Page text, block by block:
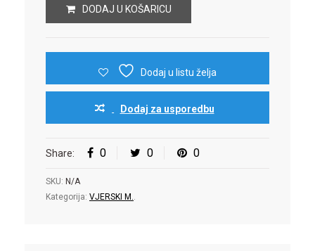
DODAJ U KOŠARICU
Dodaj u listu želja
Dodaj za usporedbu
Share: 0 0 0
SKU: N/A
Kategorija: VJERSKI M..